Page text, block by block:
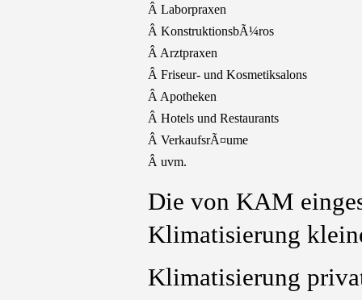
Â Laborpraxen
Â KonstruktionsbÃ¼ros
Â Arztpraxen
Â Friseur- und Kosmetiksalons
Â Apotheken
Â Hotels und Restaurants
Â VerkaufsrÃ¤ume
Â uvm.
Die von KAM
Klimatisierung
Klimatisierung